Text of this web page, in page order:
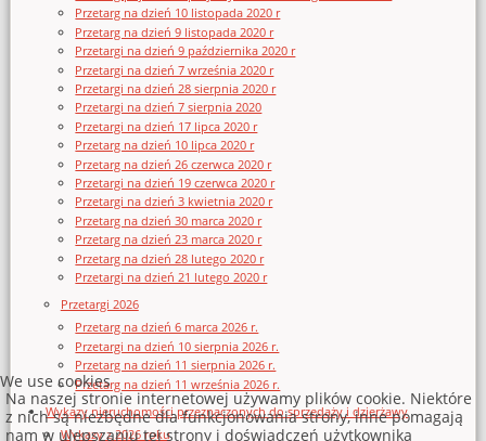
Przetarg na dzień 10 listopada 2020 r
Przetarg na dzień 9 listopada 2020 r
Przetargi na dzień 9 października 2020 r
Przetargi na dzień 7 września 2020 r
Przetargi na dzień 28 sierpnia 2020 r
Przetargi na dzień 7 sierpnia 2020
Przetargi na dzień 17 lipca 2020 r
Przetarg na dzień 10 lipca 2020 r
Przetarg na dzień 26 czerwca 2020 r
Przetargi na dzień 19 czerwca 2020 r
Przetargi na dzień 3 kwietnia 2020 r
Przetarg na dzień 30 marca 2020 r
Przetarg na dzień 23 marca 2020 r
Przetarg na dzień 28 lutego 2020 r
Przetargi na dzień 21 lutego 2020 r
Przetargi 2026
Przetarg na dzień 6 marca 2026 r.
Przetargi na dzień 10 sierpnia 2026 r.
Przetarg na dzień 11 sierpnia 2026 r.
Przetarg na dzień 11 września 2026 r.
Wykazy nieruchomości przeznaczonych do sprzedaży i dzierżawy
Wykazy z 2026 roku
We use cookies
Na naszej stronie internetowej używamy plików cookie. Niektóre
z nich są niezbędne dla funkcjonowania strony, inne pomagają
nam w ulepszaniu tej strony i doświadczeń użytkownika